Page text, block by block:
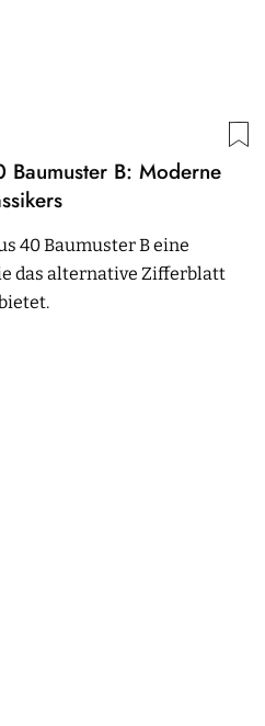
Baumuster B: Moderne
40 Baumuster B eine
das alternative Zifferblatt